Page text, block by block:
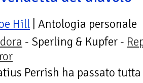
Hill | Antologia personale
- Sperling & Kupfer -
Perrish ha passato